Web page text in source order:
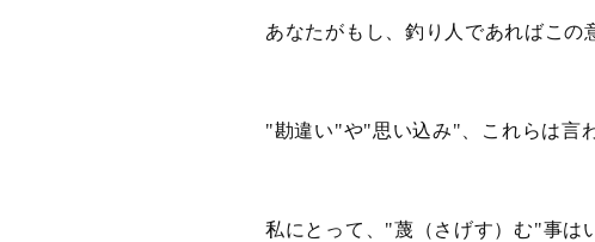
あなたがもし、釣り人であればこの
"勘違い"や"思い込み"、これらは言
私にとって、 "蔑（さげす）む"事は